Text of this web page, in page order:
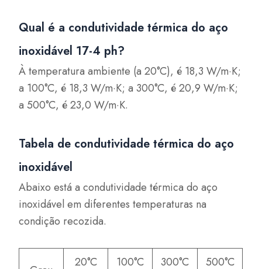
Qual é a condutividade térmica do aço
inoxidável 17-4 ph?
À temperatura ambiente (a 20°C), é 18,3 W/m·K;
a 100°C, é 18,3 W/m·K; a 300°C, é 20,9 W/m·K;
a 500°C, é 23,0 W/m·K.
Tabela de condutividade térmica do aço
inoxidável
Abaixo está a condutividade térmica do aço
inoxidável em diferentes temperaturas na
condição recozida.
20°C 100°C 300°C 500°C